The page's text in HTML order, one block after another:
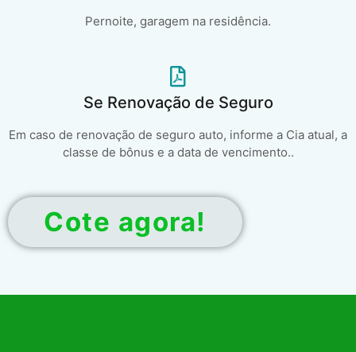
Pernoite, garagem na residência.
Se Renovação de Seguro
Em caso de renovação de seguro auto, informe a Cia atual, a
classe de bônus e a data de vencimento..
Cote agora!